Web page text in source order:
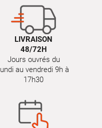
LIVRAISON
48/72H
Jours ouvrés du
lundi au vendredi 9h à
17h30